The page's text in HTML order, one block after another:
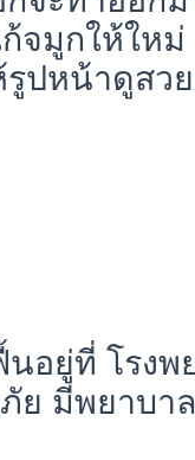
มูกให้ใหม่
รูปหน้าดูสว
อยู่ที่ โรงพ
ย มีพยาบา